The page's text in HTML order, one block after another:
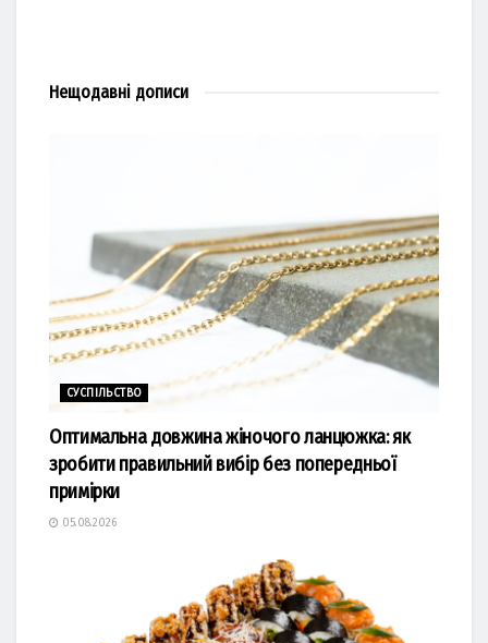
Нещодавні дописи
СУСПІЛЬСТВО
Оптимальна довжина жіночого ланцюжка: як
зробити правильний вибір без попередньої
примірки
05.08.2026